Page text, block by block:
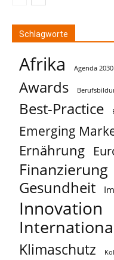
Schlagworte
Afrika Agenda 2030
Awards
Best-Practice
Emerging
Ernährung
Finanzierung
Gesundheit
Innovation
Klimaschutz